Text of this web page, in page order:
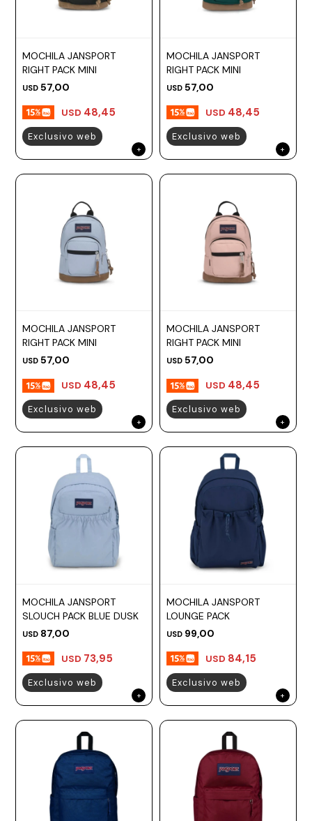
MOCHILA JANSPORT
RIGHT PACK MINI
USD 57,00
USD 48,45
Exclusivo web
MOCHILA JANSPORT
RIGHT PACK MINI
USD 57,00
USD 48,45
Exclusivo web
MOCHILA JANSPORT
RIGHT PACK MINI
USD 57,00
USD 48,45
Exclusivo web
MOCHILA JANSPORT
RIGHT PACK MINI
USD 57,00
USD 48,45
Exclusivo web
MOCHILA JANSPORT
SLOUCH PACK BLUE DUSK
USD 87,00
USD 73,95
Exclusivo web
MOCHILA JANSPORT
LOUNGE PACK
USD 99,00
USD 84,15
Exclusivo web